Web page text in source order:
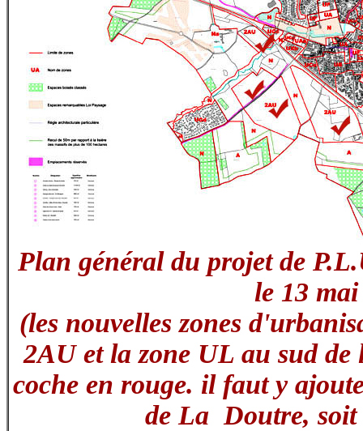
Plan général du projet de
le 13
(les nouvelles zones
2AU et la zone UL au sud
coche en rouge. il faut y
de La Doutre, soit